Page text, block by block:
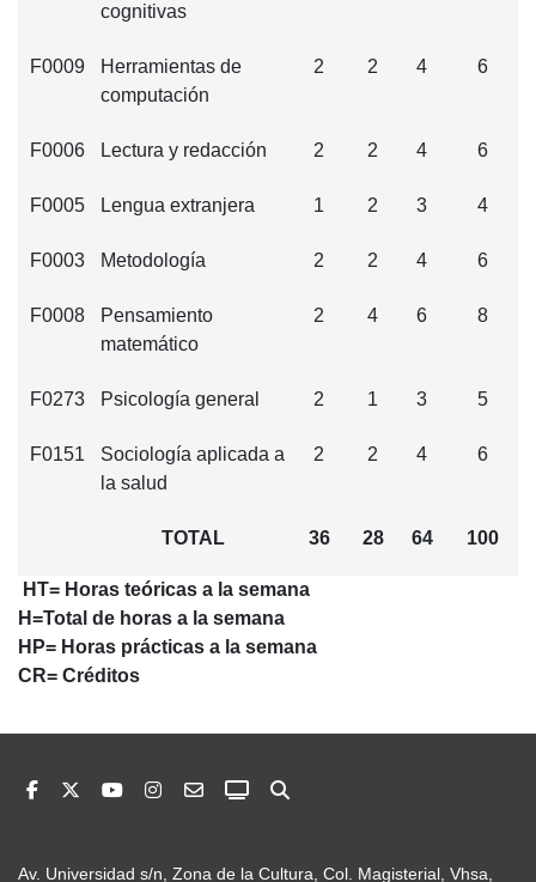
cognitivas
F0009
Herramientas de
computación
2 2 4 6
F0006 Lectura y redacción 2 2 4 6
F0005 Lengua extranjera 1 2 3 4
F0003 Metodología 2 2 4 6
F0008
Pensamiento
matemático
2 4 6 8
F0273 Psicología general 2 1 3 5
F0151
Sociología aplicada a
la salud
2 2 4 6
TOTAL 36 28 64 100
HT= Horas teóricas a la semana
H=Total de horas a la semana
HP= Horas prácticas a la semana
CR= Créditos
Av. Universidad s/n, Zona de la Cultura, Col. Magisterial, Vhsa,